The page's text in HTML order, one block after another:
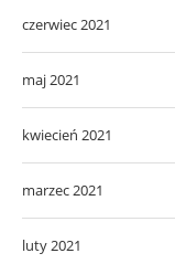
czerwiec 2021
maj 2021
kwiecień 2021
marzec 2021
luty 2021